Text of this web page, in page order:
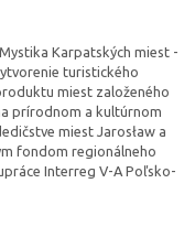
Karpatských miest -
turistického
miest založeného
prírodnom a kultúrnom
miest Jarosław a
fondom regionálneho
Interreg V-A Poľsko-